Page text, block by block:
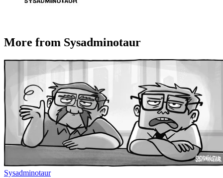
More from Sysadminotaur
Sysadminotaur